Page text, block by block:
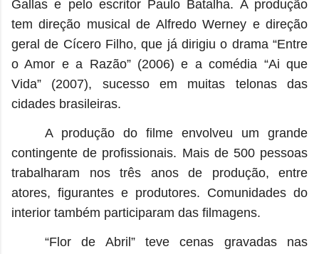
Gallas e pelo escritor Paulo Batalha. A produção
tem direção musical de Alfredo Werney e direção
geral de Cícero Filho, que já dirigiu o drama “Entre
o Amor e a Razão” (2006) e a comédia “Ai que
Vida” (2007), sucesso em muitas telonas das
cidades brasileiras.
A produção do filme envolveu um grande
contingente de profissionais. Mais de 500 pessoas
trabalharam nos três anos de produção, entre
atores, figurantes e produtores. Comunidades do
interior também participaram das filmagens.
“Flor de Abril” teve cenas gravadas nas